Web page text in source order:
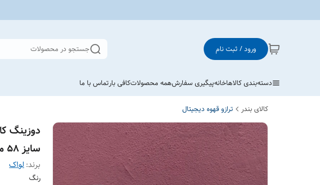
ورود / ثبت نام جستجو در محصولات
دسته‌بندی کالاهاخانهپیگیری سفارشهمه محصولاتکافی بارتماس با ما
کالای بندر ترازو قهوه دیجیتال
سایز ۵۸ میلیمتر اسکیل دار
برند:لواک
رنگ